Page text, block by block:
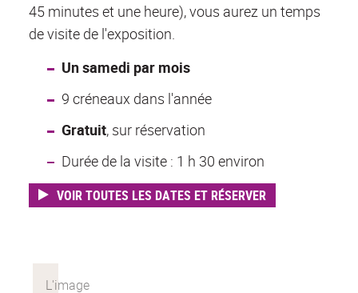
45 minutes et une heure), vous aurez un temps
de visite de l'exposition.
Un samedi par mois
9 créneaux dans l'année
Gratuit, sur réservation
Durée de la visite : 1 h 30 environ
VOIR TOUTES LES DATES ET RÉSERVER